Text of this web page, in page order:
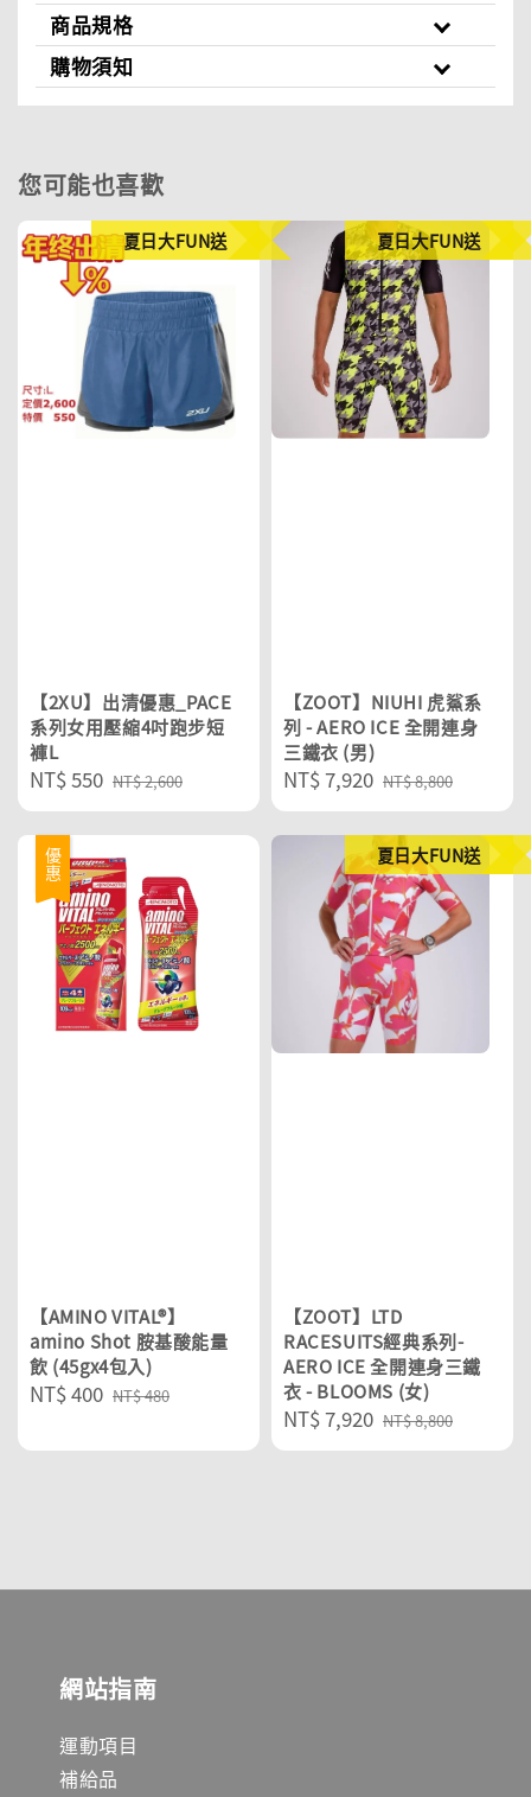
商品規格
購物須知
您可能也喜歡
夏日大FUN送
【2XU】出清優惠_PACE
系列女用壓縮4吋跑步短
褲L
Sale
price
NT$ 550 Regular
price
NT$ 2,600
夏日大FUN送
【ZOOT】NIUHI 虎鯊系
列 - AERO ICE 全開連身
三鐵衣 (男)
Sale
price
NT$ 7,920 Regular
price
NT$ 8,800
優惠
【AMINO VITAL®】
amino Shot 胺基酸能量
飲 (45gx4包入)
Sale
NT$ 400 Regular
NT$ 480
夏日大FUN送
【ZOOT】LTD
RACESUITS經典系列-
AERO ICE 全開連身三鐵
衣 - BLOOMS (女)
Sale
price
NT$ 7,920 Regular
price
NT$ 8,800
網站指南
運動項目
補給品